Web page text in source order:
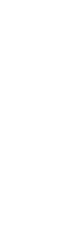
Einkauf,
bis 2016 in
seinem